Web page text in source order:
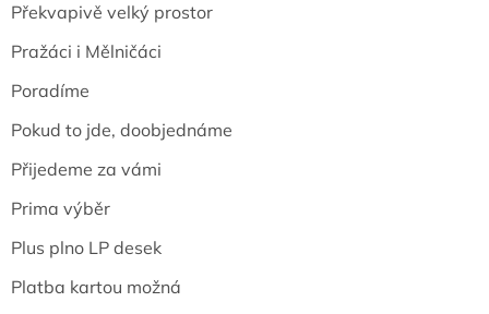
Překvapivě velký prostor
Pražáci i Mělničáci
Poradíme
Pokud to jde, doobjednáme
Přijedeme za vámi
Prima výběr
Plus plno LP desek
Platba kartou možná